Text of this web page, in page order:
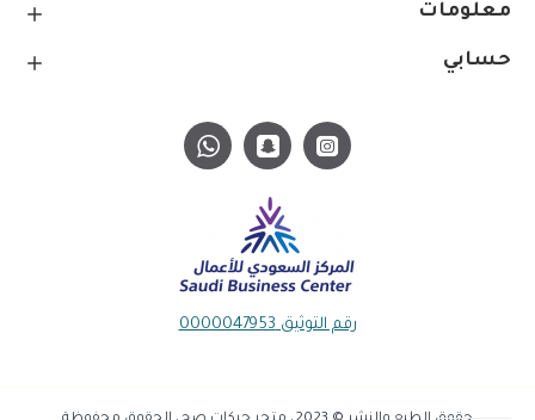
معلومات
حسابي
رقم التوثيق 0000047953